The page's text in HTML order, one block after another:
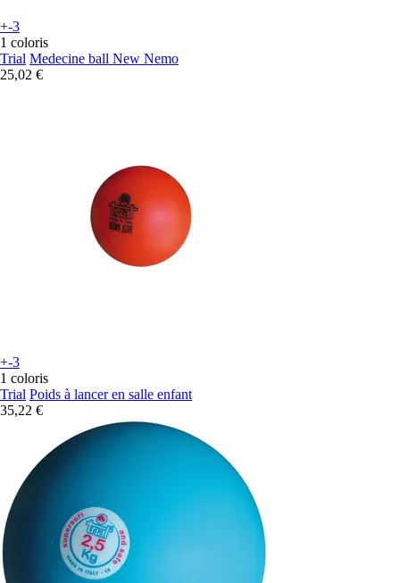
+-3
1 coloris
Trial Medecine ball New Nemo
25,02 €
+-3
1 coloris
Trial Poids à lancer en salle enfant
35,22 €